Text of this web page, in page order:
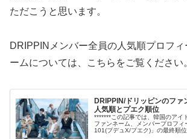
ただこうと思います。
DRIPPINメンバー全員の人気順プロフ
ームについては、こちらをご覧ください
DRIPPIN/ドリッピンのファ
人気順とプエク順位
*******この記事では、韓国のアイ
ファンネーム、メンバープロフィ
101(プデュX/プエク)」の最終順